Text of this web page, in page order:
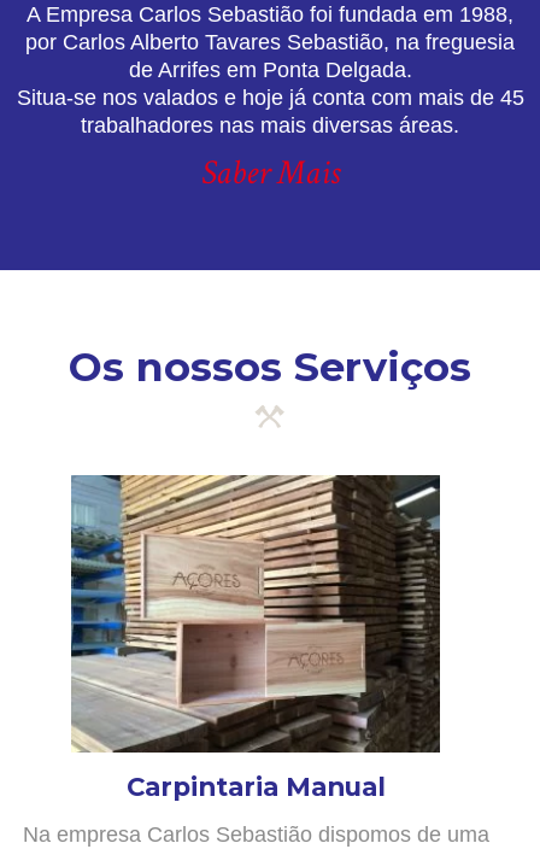
A Empresa Carlos Sebastião foi fundada em 1988,
por Carlos Alberto Tavares Sebastião, na freguesia
de Arrifes em Ponta Delgada.
Situa-se nos valados e hoje já conta com mais de 45
trabalhadores nas mais diversas áreas.
Saber Mais
Os nossos Serviços
Carpintaria Manual
Na empresa Carlos Sebastião dispomos de uma